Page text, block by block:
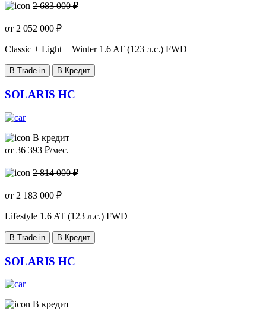
2 683 000 ₽
от 2 052 000 ₽
Classic + Light + Winter 1.6 AT (123 л.с.) FWD
В Trade-in В Кредит
SOLARIS HC
В кредит
от 36 393 ₽/мес.
2 814 000 ₽
от 2 183 000 ₽
Lifestyle 1.6 AT (123 л.с.) FWD
В Trade-in В Кредит
SOLARIS HC
В кредит